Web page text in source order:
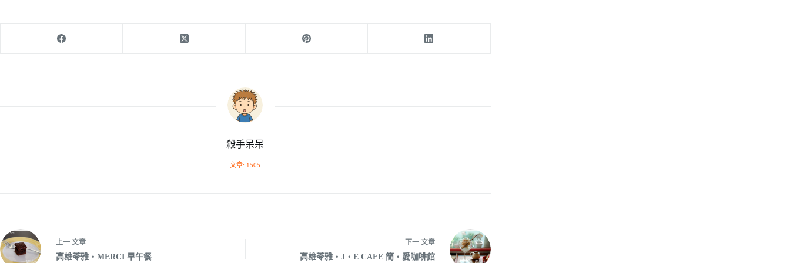
殺手呆呆
文章: 1505
上一 文章
高雄苓雅‧MERCI 早午餐
下一 文章
高雄苓雅‧J‧E CAFE 簡‧愛咖啡館